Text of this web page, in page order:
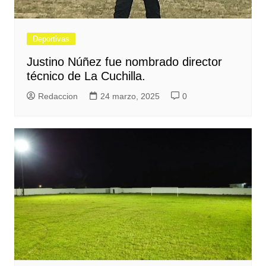
Deportivas
Justino Núñez fue nombrado director
técnico de La Cuchilla.
Redaccion 24 marzo, 2025 0